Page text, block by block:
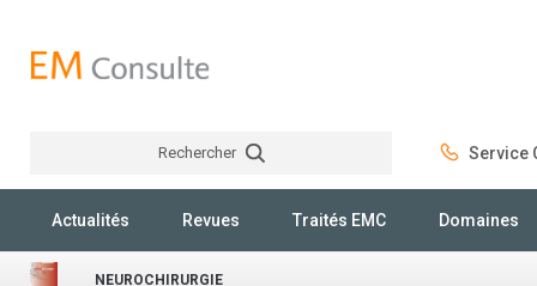
Rechercher Service
Actualités Revues Traités EMC Domaines
NEUROCHIRURGIE